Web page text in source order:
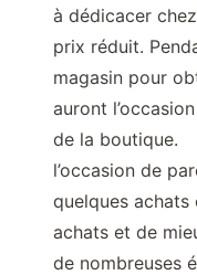
à dédicacer
prix réduit.
magasin pour
auront
de la boutique.
l’occasion de
quelques
achats et de
de nombreuses